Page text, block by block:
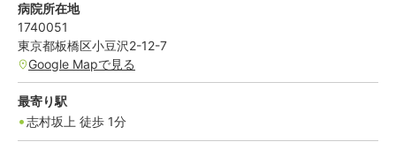
病院所在地
1740051
東京都板橋区小豆沢2-12-7
Google Mapで見る
最寄り駅
志村坂上 徒歩 1分